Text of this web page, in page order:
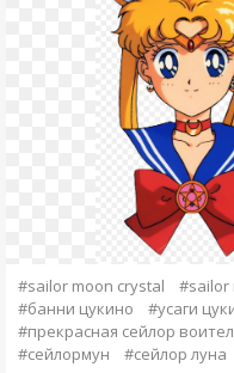
#sailor moon crystal
#sailor
#банни цукино
#усаги
#прекрасная сейлор
#сейлормун
#сейлор луна